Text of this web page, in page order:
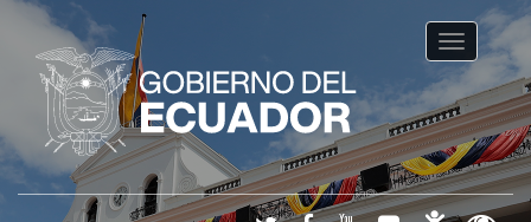
Toggle